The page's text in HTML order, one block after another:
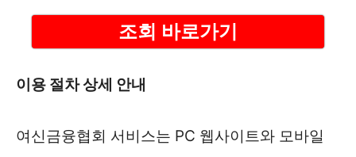
조회 바로가기
이용 절차 상세 안내
여신금융협회 서비스는 PC 웹사이트와 모바일